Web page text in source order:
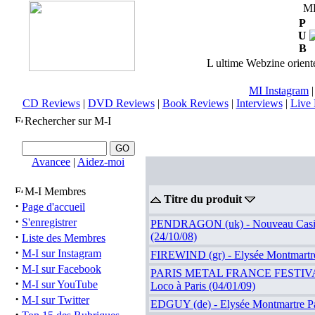
P
U
B
L ultime Webzine
MI Instagram
CD Reviews| DVD Reviews| Book Reviews| Interviews| Live
Rechercher sur M-I
Avancee | Aidez-moi
M-I Membres
· Page d'accueil
· S'enregistrer
· Liste des Membres
· M-I sur Instagram
· M-I sur Facebook
· M-I sur YouTube
· M-I sur Twitter
Titre du produit
PENDRAGON (uk) - Nouveau
(24/10/08)
FIREWIND (gr) - Elysée
PARIS METAL FRANCE
Loco à Paris (04/01/09)
EDGUY (de) - Elysée Montmartre